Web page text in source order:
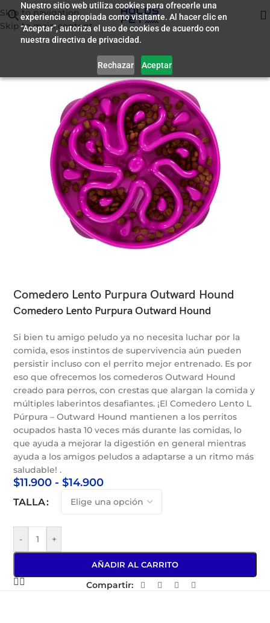
Nuestro sitio web utiliza cookies para ofrecerle una
experiencia apropiada como visitante. Al hacer clic en
“Aceptar”, autoriza el uso de cookies de acuerdo con
nuestra directiva de privacidad.
Rechazar Aceptar
Skip to navigation
Skip to main content
Inicio/Accesorios
Comedero Lento Purpura Outward Hound
Comedero Lento Purpura Outward Hound
Si bien tu amigo peludo ya no necesita luchar por la
comida, esos instintos de supervivencia aún pueden
persistir incluso con el perrito mejor entrenado. Es por
eso que ofrecemos los comederos Outward Hound
creado para perros, con crestas que alargan la comida y
múltiples laberintos desafiantes. ¡El Comedero Lento L
Púrpura – Outward Hound mantienen a los perritos
ocupados hasta 10 veces más durante las comidas, lo
que ayuda a mejorar la digestión en general mientras
ayuda a los amigos peludos a adaptarse a un ritmo más
saludable! .
$11.900 - $14.900
TALLA
- +
AÑADIR AL CARRITO
Compartir: